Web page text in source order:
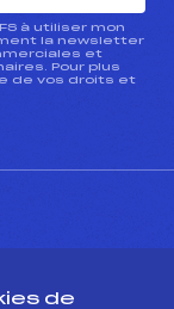
à utiliser mon
la newsletter
et
Pour plus
de vos droits et
de